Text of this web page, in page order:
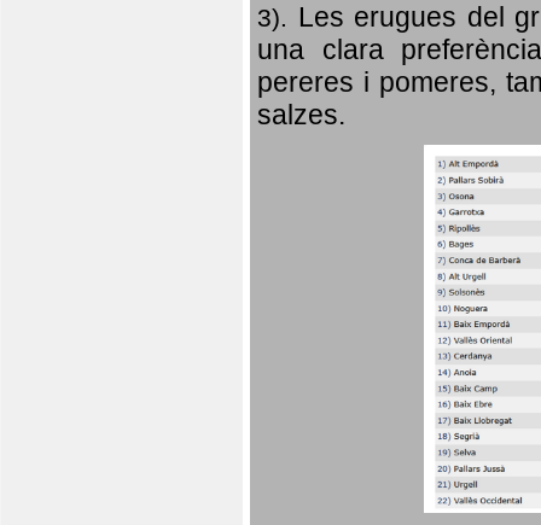
3). Les erugues del
una clara
pereres i pomeres,
salzes.